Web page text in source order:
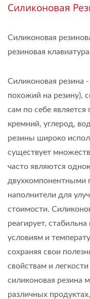
Силиконовая
Силиконовая
резиновая
Силиконовая резина
похожий на резину),
сам по себе
кремний, углерод,
резины широко
существует
часто являются
двухкомпонентными
наполнители для
стоимости.
реагирует,
условиям и
сохраняя свои
свойствам и
силиконовая резина
различных